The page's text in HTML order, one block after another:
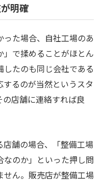
明確
た場合、自社工場のあ
」で揉めることがほとん
たのも同じ会社である
るのが当然というスタ
店舗に連絡すれば良
舗の場合、「整備工場
のか」といった押し問
ん。販売店が整備工場